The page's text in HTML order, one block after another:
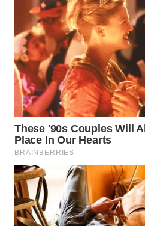
WN
PADANG
LAWAS
WN
SUMEDANG
WN
CIANJUR
KEPULAUAN
SERIBU
WN